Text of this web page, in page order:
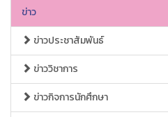
ข่าว
ข่าวประชาสัมพันธ์
ข่าววิชาการ
ข่าวกิจการนักศึกษา